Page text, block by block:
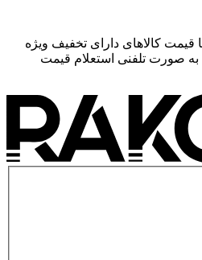
قیمت کالاهای دارای تخفیف ویژه
به صورت تلفنی استعلام قیمت